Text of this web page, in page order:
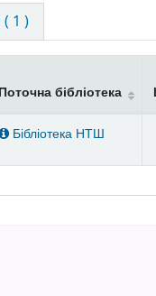
( 1 )
Поточна бібліотека
Бібліотека НТШ